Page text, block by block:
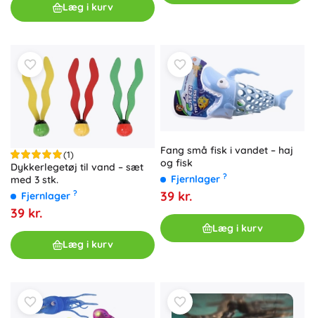
Læg i kurv
(1)
Dykkerlegetøj til vand – sæt
med 3 stk.
Fjernlager ?
39 kr.
Læg i kurv
Fang små fisk i vandet – haj
og fisk
Fjernlager ?
39 kr.
Læg i kurv